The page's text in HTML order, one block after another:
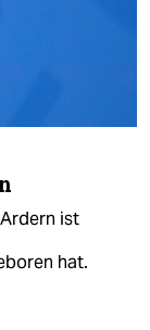
ist
hat.